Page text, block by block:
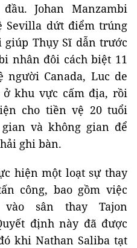
Johan Manzambi
Sevilla dứt điểm trúng
Thụy Sĩ dẫn trước
nhân đôi cách biệt 11
Canada, Luc de
ở khu vực cấm địa, rồi
cho tiền vệ 20 tuổi
và không gian để
ghi bàn.
hiện một loạt sự thay
công, bao gồm việc
sân thay Tajon
định này đã được
khi Nathan Saliba tạt